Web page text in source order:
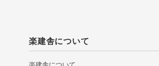
楽建舎について